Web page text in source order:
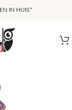
IN HUIS*